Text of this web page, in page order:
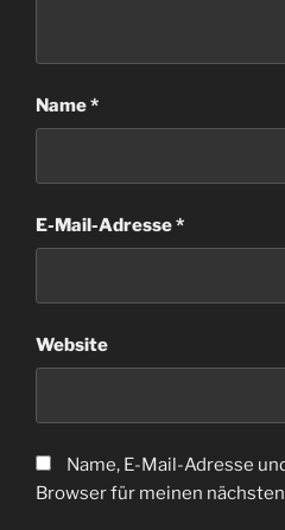
Name*
E-Mail-Adresse*
Website
Name, E-Mail-Adresse
Browser für meinen